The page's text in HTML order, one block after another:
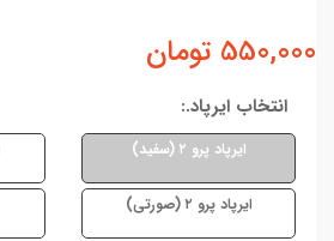
550,000 تومان
انتخاب ایرپاد.:
ایرپاد پرو ۲ (سفید)
ایرپاد پرو ۲ (صورتی)